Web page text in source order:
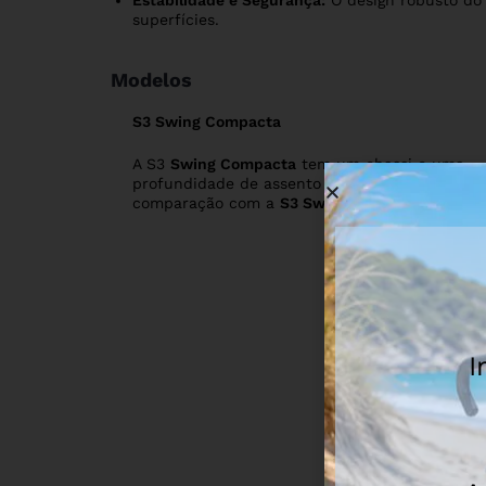
superfícies.
Modelos
S3 Swing Compacta
A S3 Swing Compacta tem um chassi e uma
profundidade de assento 50 mm mais curtos
comparação com a S3 Swing.